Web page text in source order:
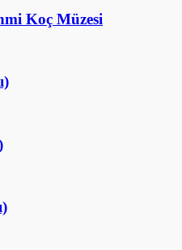
Koç Müzesi